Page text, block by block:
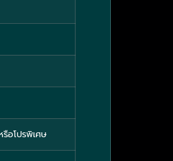
อโปรพิเศษ